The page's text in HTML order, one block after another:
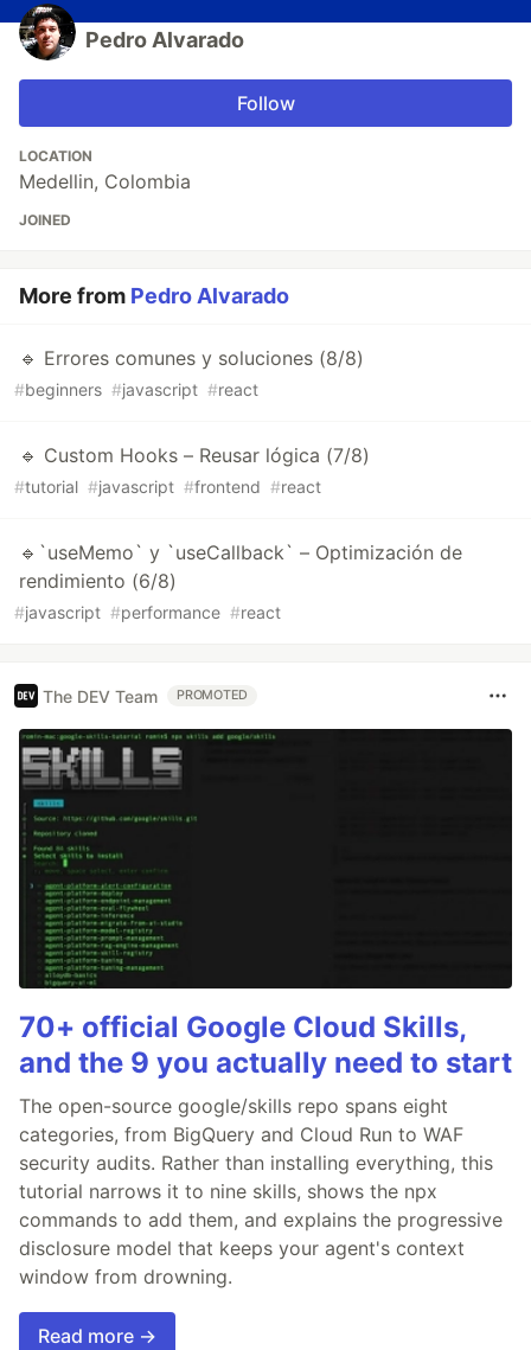
Pedro Alvarado
Follow
LOCATION
Medellin, Colombia
JOINED
More from Pedro Alvarado
🔹 Errores comunes y soluciones (8/8)
#beginners #javascript #react
🔹 Custom Hooks – Reusar lógica (7/8)
#tutorial #javascript #frontend #react
🔹`useMemo` y `useCallback` – Optimización de
rendimiento (6/8)
#javascript #performance #react
The DEV Team PROMOTED
70+ official Google Cloud Skills,
and the 9 you actually need to start
The open-source google/skills repo spans eight
categories, from BigQuery and Cloud Run to WAF
security audits. Rather than installing everything, this
tutorial narrows it to nine skills, shows the npx
commands to add them, and explains the progressive
disclosure model that keeps your agent's context
window from drowning.
Read more →